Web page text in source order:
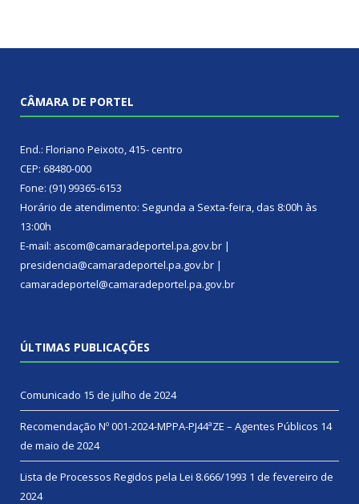
CÂMARA DE PORTEL
End.: Floriano Peixoto, 415- centro
CEP: 68480-000
Fone: (91) 99365-6153
Horário de atendimento: Segunda a Sexta-feira, das 8:00h às
13:00h
E-mail: ascom@camaradeportel.pa.gov.br |
presidencia@camaradeportel.pa.gov.br |
camaradeportel@camaradeportel.pa.gov.br
ÚLTIMAS PUBLICAÇÕES
Comunicado 15 de julho de 2024
Recomendação Nº 001-2024-MPPA-PJ44ªZE – Agentes Públicos 14
de maio de 2024
Lista de Processos Regidos pela Lei 8.666/1993 1 de fevereiro de
2024